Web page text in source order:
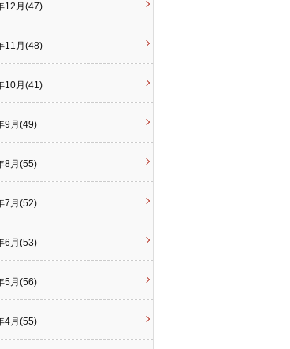
12月(47)
11月(48)
10月(41)
9月(49)
8月(55)
7月(52)
6月(53)
5月(56)
4月(55)